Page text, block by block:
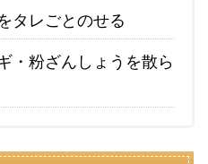
タレごとのせる
・粉ざんしょうを散ら